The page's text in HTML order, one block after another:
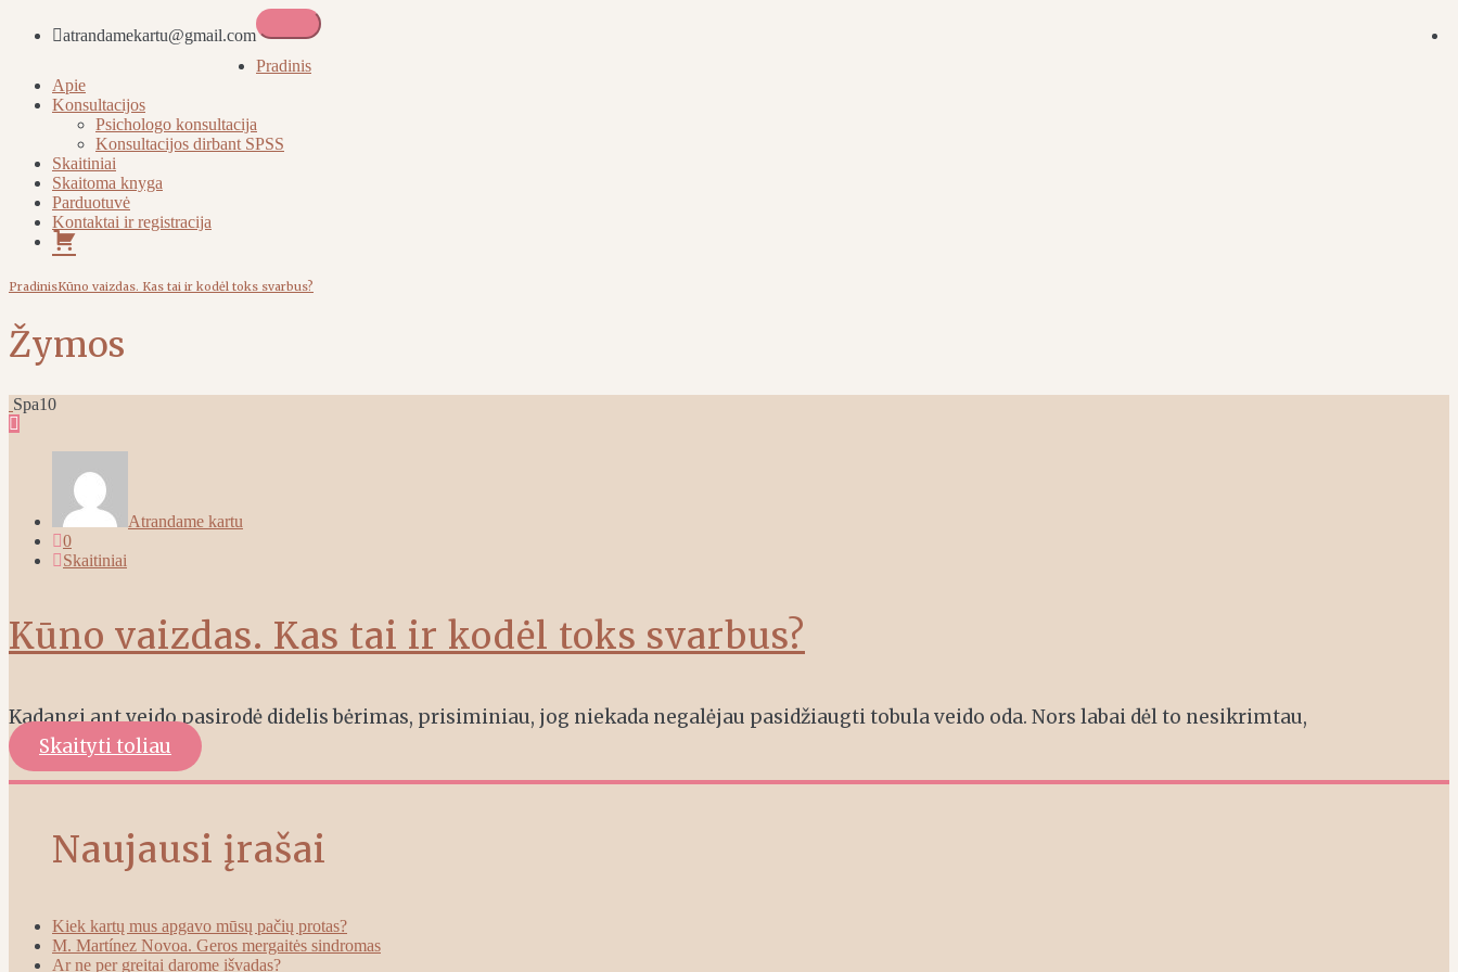
atrandamekartu@gmail.com
Atrandame kartu
Pradinis
Apie
Konsultacijos
Psichologo konsultacija
Konsultacijos dirbant SPSS
Skaitiniai
Skaitoma knyga
Parduotuvė
Kontaktai ir registracija
Pirkinių
krepšelis
PradinisKūno vaizdas. Kas tai ir kodėl toks svarbus?
Žymos
Spa10
Atrandame kartu
0
Skaitiniai
Kūno vaizdas. Kas tai ir kodėl toks svarbus?
Kadangi ant veido pasirodė didelis bėrimas, prisiminiau, jog niekada negalėjau pasidžiaugti tobula veido oda. Nors labai dėl to nesikrimtau,
Skaityti toliau
Naujausi įrašai
Kiek kartų mus apgavo mūsų pačių protas?
M. Martínez Novoa. Geros mergaitės sindromas
Ar ne per greitai darome išvadas?